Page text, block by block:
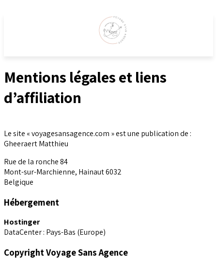
Mentions légales et liens
d’affiliation
Le site « voyagesansagence.com » est une publication de :
Gheeraert Matthieu
Rue de la ronche 84
Mont-sur-Marchienne, Hainaut6032
Belgique
Hébergement
Hostinger
DataCenter : Pays-Bas (Europe)
Copyright Voyage Sans Agence